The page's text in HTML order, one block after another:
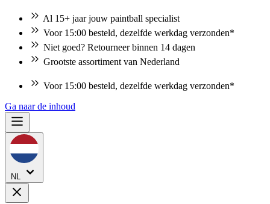
Al 15+ jaar jouw paintball specialist
Voor 15:00 besteld, dezelfde werkdag verzonden*
Niet goed? Retourneer binnen 14 dagen
Grootste assortiment van Nederland
Voor 15:00 besteld, dezelfde werkdag verzonden*
Ga naar de inhoud
NL